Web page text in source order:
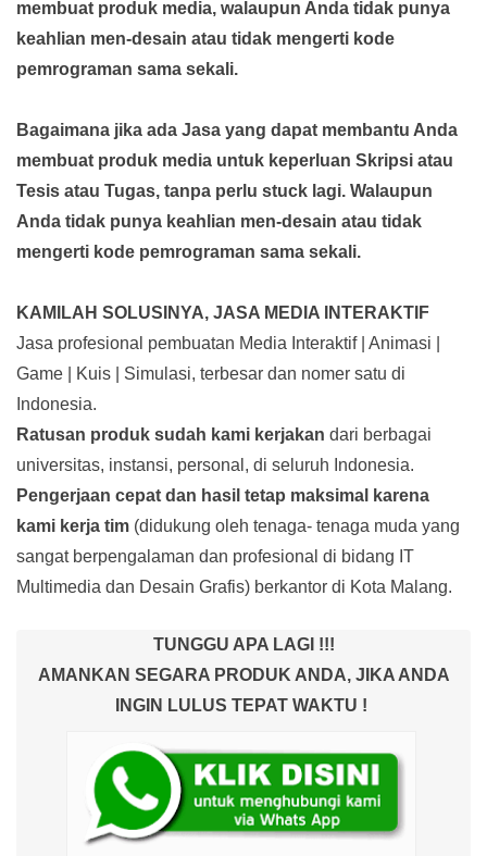
membuat produk media, walaupun Anda tidak punya
keahlian men-desain atau tidak mengerti kode
pemrograman sama sekali.
Bagaimana jika ada Jasa yang dapat membantu Anda
membuat produk media untuk keperluan Skripsi atau
Tesis atau Tugas, tanpa perlu stuck lagi. Walaupun
Anda tidak punya keahlian men-desain atau tidak
mengerti kode pemrograman sama sekali.
KAMILAH SOLUSINYA, JASA MEDIA INTERAKTIF
Jasa profesional pembuatan Media Interaktif | Animasi |
Game | Kuis | Simulasi, terbesar dan nomer satu di
Indonesia.
Ratusan produk sudah kami kerjakan dari berbagai
universitas, instansi, personal, di seluruh Indonesia.
Pengerjaan cepat dan hasil tetap maksimal karena
kami kerja tim (didukung oleh tenaga- tenaga muda yang
sangat berpengalaman dan profesional di bidang IT
Multimedia dan Desain Grafis) berkantor di Kota Malang.
TUNGGU APA LAGI !!!
AMANKAN SEGARA PRODUK ANDA, JIKA ANDA
INGIN LULUS TEPAT WAKTU !